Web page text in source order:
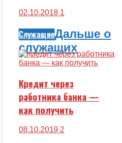
02.10.2018 1
СлужащиеДальше о
служащих
Кредит через
работника банка —
как получить
08.10.2019 2